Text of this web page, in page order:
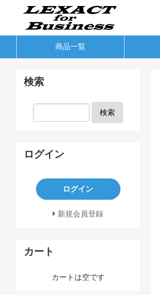
商品一覧
検索
検索
ログイン
ログイン
新規会員登録
カート
カートは空です